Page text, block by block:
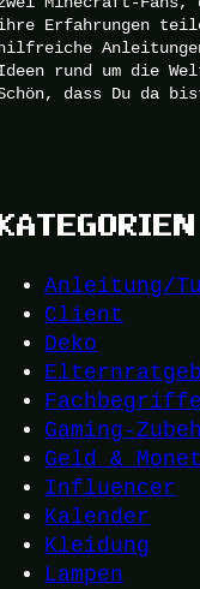
Erfahrungen
rund um die
dass Du da
Anleitung/
Client
Deko
Fachbegriffe
Gaming-
Geld &
Influencer
Kalender
Kleidung
Lampen